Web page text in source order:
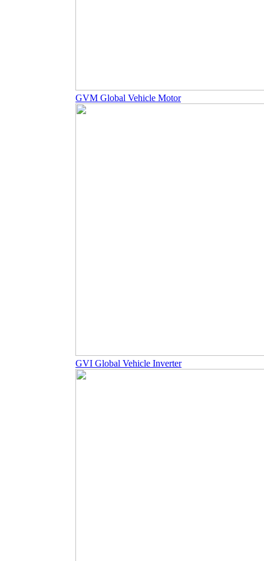
GVM Global Vehicle Motor
GVI Global Vehicle Inverter